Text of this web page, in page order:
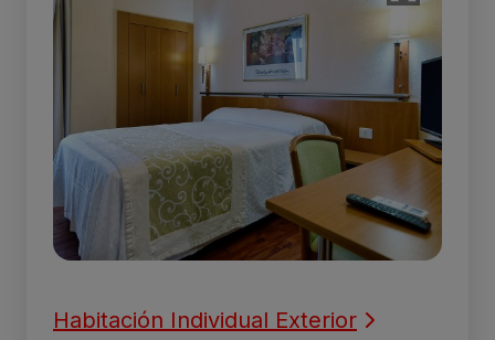
Habitación Individual Exterior